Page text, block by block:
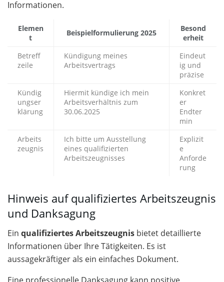
Informationen.
Elemen
t
Beispielformulierung 2025
Besond
erheit
Betreff
zeile
Kündigung meines
Arbeitsvertrags
Eindeut
ig und
präzise
Kündig
ungser
klärung
Hiermit kündige ich mein
Arbeitsverhältnis zum
30.06.2025
Konkret
er
Endter
min
Arbeits
zeugnis
Ich bitte um Ausstellung
eines qualifizierten
Arbeitszeugnisses
Explizit
e
Anforde
rung
Hinweis auf qualifiziertes Arbeitszeugnis
und Danksagung
Ein qualifiziertes Arbeitszeugnis bietet detaillierte
Informationen über Ihre Tätigkeiten. Es ist
aussagekräftiger als ein einfaches Dokument.